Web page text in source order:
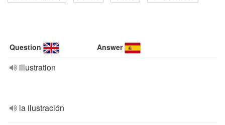
Question Answer
illustration
la ilustración